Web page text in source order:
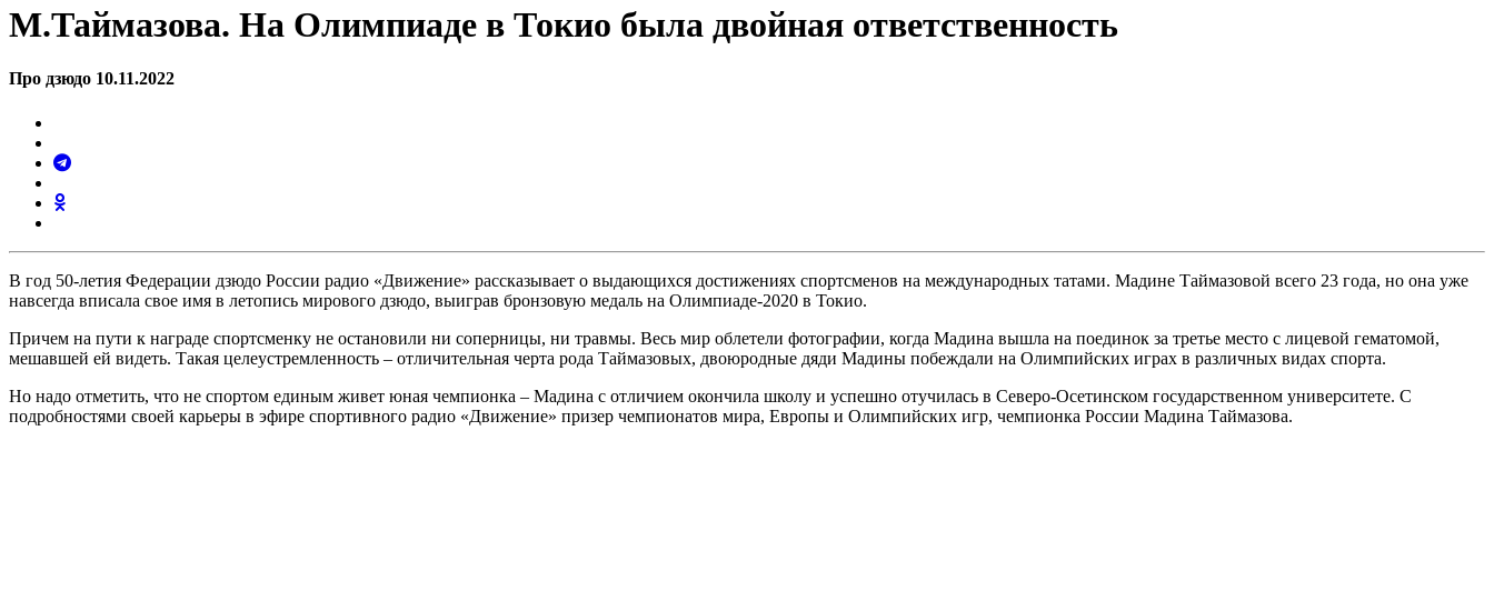
М.Таймазова. На Олимпиаде в Токио была двойная ответственность
Про дзюдо 10.11.2022
В год 50-летия Федерации дзюдо России радио «Движение» рассказывает о выдающихся достижениях спортсменов на международных татами. Мадине Таймазовой всего 23 года, но она уже
навсегда вписала свое имя в летопись мирового дзюдо, выиграв бронзовую медаль на Олимпиаде-2020 в Токио.
Причем на пути к награде спортсменку не остановили ни соперницы, ни травмы. Весь мир облетели фотографии, когда Мадина вышла на поединок за третье место с лицевой гематомой,
мешавшей ей видеть. Такая целеустремленность – отличительная черта рода Таймазовых, двоюродные дяди Мадины побеждали на Олимпийских играх в различных видах спорта.
Но надо отметить, что не спортом единым живет юная чемпионка – Мадина с отличием окончила школу и успешно отучилась в Северо-Осетинском государственном университете. С
подробностями своей карьеры в эфире спортивного радио «Движение» призер чемпионатов мира, Европы и Олимпийских игр, чемпионка России Мадина Таймазова.